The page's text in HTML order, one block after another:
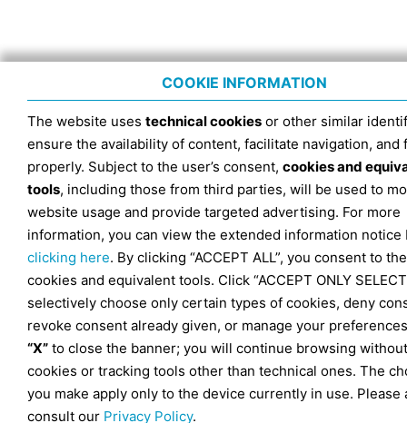
COOKIE INFORMATION
The website uses technical cookies or other similar
ensure the availability of content, facilitate navigation, and
properly. Subject to the user’s consent, cookies and
tools, including those from third parties, will be used to
website usage and provide targeted advertising. For more
information, you can view the extended information notice
clicking here. By clicking “ACCEPT ALL”, you consent to
cookies and equivalent tools. Click “ACCEPT ONLY
selectively choose only certain types of cookies, deny
revoke consent already given, or manage your
“X” to close the banner; you will continue browsing without
cookies or tracking tools other than technical ones. The
you make apply only to the device currently in use. Please
consult our Privacy Policy.